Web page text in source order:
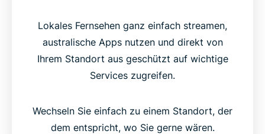
Lokales Fernsehen ganz einfach streamen,
australische Apps nutzen und direkt von
Ihrem Standort aus geschützt auf wichtige
Services zugreifen.
Wechseln Sie einfach zu einem Standort, der
dem entspricht, wo Sie gerne wären.